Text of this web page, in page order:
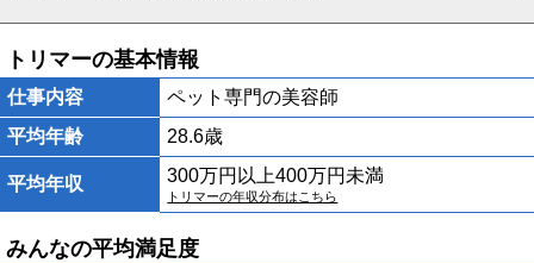
トリマーの基本情報
仕事内容
ペット専門の美容師
平均年齢
28.6歳
平均年収 300万円以上400万円未満
トリマーの年収分布はこちら
みんなの平均満足度